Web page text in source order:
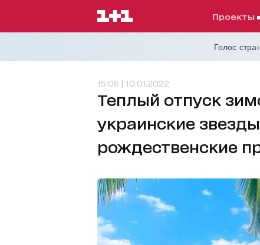
проекты
Голос
15:06 | 10.01.2022
Теплый отпуск
украинские
рождественские